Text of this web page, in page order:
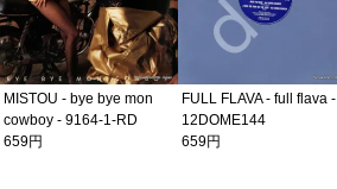
MISTOU - bye bye mon
cowboy - 9164-1-RD
659円
FULL FLAVA - full flava -
12DOME144
659円